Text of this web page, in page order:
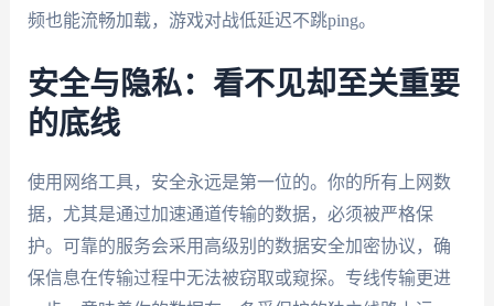
频也能流畅加载，游戏对战低延迟不跳ping。
安全与隐私：看不见却至关重要
的底线
使用网络工具，安全永远是第一位的。你的所有上网数
据，尤其是通过加速通道传输的数据，必须被严格保
护。可靠的服务会采用高级别的数据安全加密协议，确
保信息在传输过程中无法被窃取或窥探。专线传输更进